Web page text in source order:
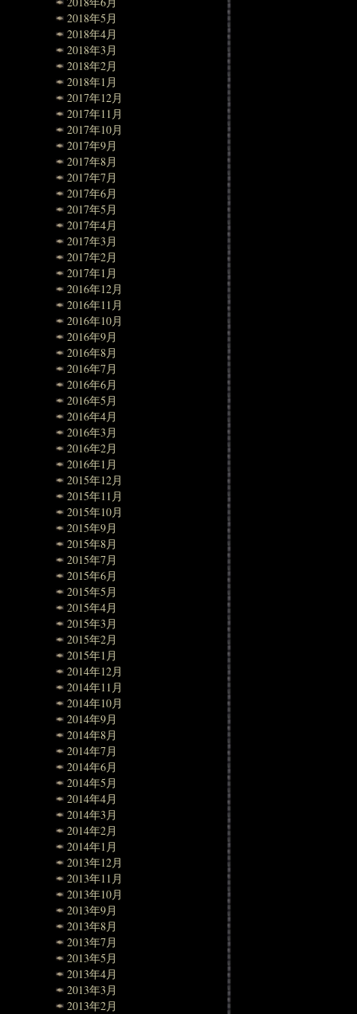
2018年5月
2018年4月
2018年3月
2018年2月
2018年1月
2017年12月
2017年11月
2017年10月
2017年9月
2017年8月
2017年7月
2017年6月
2017年5月
2017年4月
2017年3月
2017年2月
2017年1月
2016年12月
2016年11月
2016年10月
2016年9月
2016年8月
2016年7月
2016年6月
2016年5月
2016年4月
2016年3月
2016年2月
2016年1月
2015年12月
2015年11月
2015年10月
2015年9月
2015年8月
2015年7月
2015年6月
2015年5月
2015年4月
2015年3月
2015年2月
2015年1月
2014年12月
2014年11月
2014年10月
2014年9月
2014年8月
2014年7月
2014年6月
2014年5月
2014年4月
2014年3月
2014年2月
2014年1月
2013年12月
2013年11月
2013年10月
2013年9月
2013年8月
2013年7月
2013年5月
2013年4月
2013年3月
2013年2月